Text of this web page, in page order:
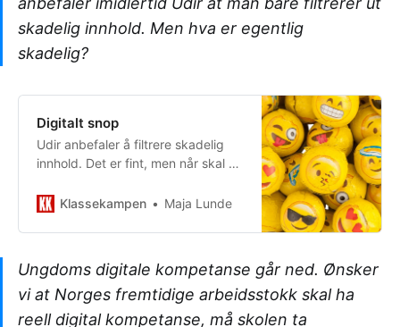
skadelig innhold. Men hva er egentlig
skadelig?
Digitalt snop
Udir anbefaler å filtrere skadelig
innhold. Det er fint, men når skal vi
konsentrasjonsevnen?
Klassekampen Maja Lunde
Ungdoms digitale kompetanse går ned. Ønsker
vi at Norges fremtidige arbeidsstokk skal ha
reell digital kompetanse, må skolen ta